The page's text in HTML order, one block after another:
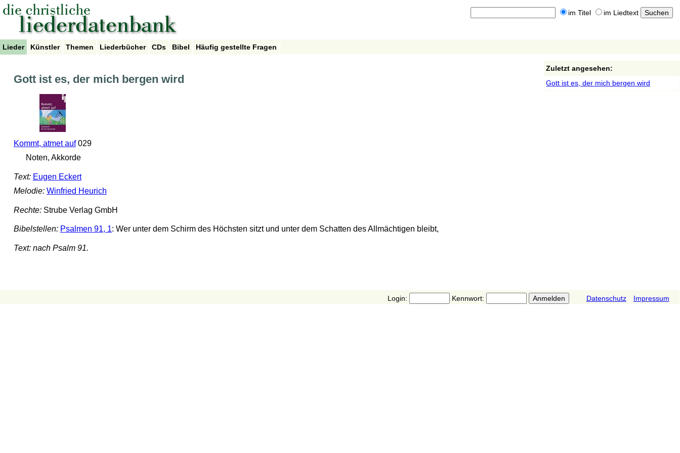
im Titel im Liedtext
Lieder Künstler Themen Liederbücher CDs Bibel Häufig gestellte Fragen
Gott ist es, der mich bergen wird
Kommt, atmet auf029
Noten, Akkorde
Text: Eugen Eckert
Melodie: Winfried Heurich
Rechte:Strube Verlag GmbH
Bibelstellen: Psalmen 91, 1: Wer unter dem Schirm des Höchsten sitzt und unter dem Schatten des Allmächtigen bleibt,
Text: nach Psalm 91.
Zuletzt angesehen:
Gott ist es, der mich bergen wird
Login: Kennwort: Datenschutz Impressum